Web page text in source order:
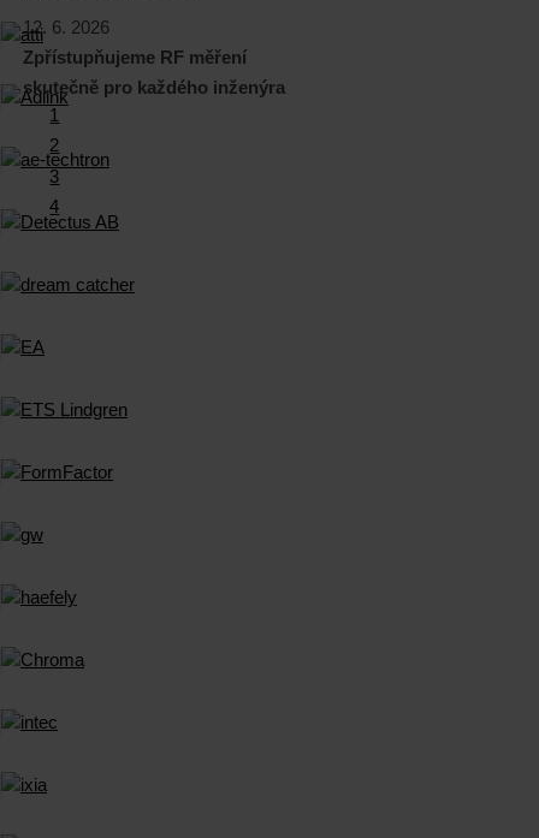
12. 6. 2026
Zpřístupňujeme RF měření
skutečně pro každého inženýra
1
2
3
4